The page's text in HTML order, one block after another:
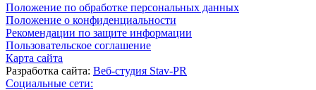
Положение по обработке персональных данных
Положение о конфиденциальности
Рекомендации по защите информации
Пользовательское соглашение
Карта сайта
Разработка сайта: Веб-студия Stav-PR
Социальные сети: